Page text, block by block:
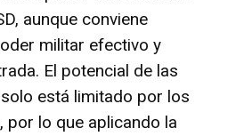
aunque conviene
militar efectivo y
El potencial de las
está limitado por los
por lo que aplicando la